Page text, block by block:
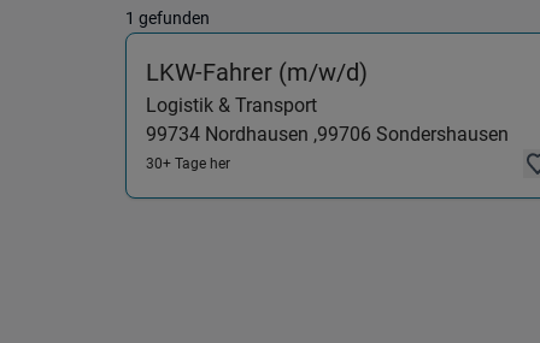
1 gefunden
LKW-Fahrer (m/w/d)
Logistik & Transport
99734 Nordhausen ,99706 Sondershausen
30+ Tage her